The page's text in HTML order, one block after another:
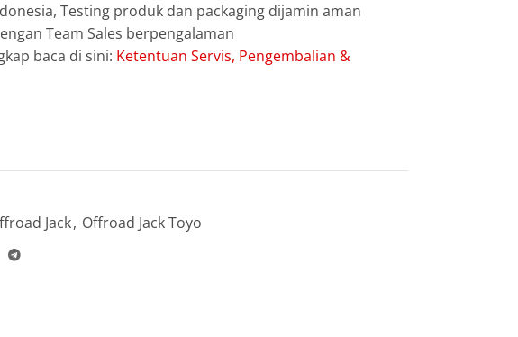
Testing produk dan packaging dijamin aman
Team Sales berpengalaman
baca di sini: Ketentuan Servis, Pengembalian &
Jack, Offroad Jack Toyo